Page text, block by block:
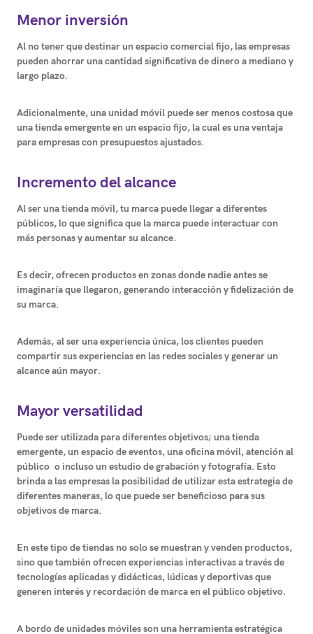
Menor inversión
Al no tener que destinar un espacio comercial fijo, las empresas
pueden ahorrar una cantidad significativa de dinero a mediano y
largo plazo.
Adicionalmente, una unidad móvil puede ser menos costosa que
una tienda emergente en un espacio fijo, la cual es una ventaja
para empresas con presupuestos ajustados.
Incremento del alcance
Al ser una tienda móvil, tu marca puede llegar a diferentes
públicos, lo que significa que la marca puede interactuar con
más personas y aumentar su alcance.
Es decir, ofrecen productos en zonas donde nadie antes se
imaginaría que llegaron, generando interacción y fidelización de
su marca.
Además, al ser una experiencia única, los clientes pueden
compartir sus experiencias en las redes sociales y generar un
alcance aún mayor.
Mayor versatilidad
Puede ser utilizada para diferentes objetivos; una tienda
emergente, un espacio de eventos, una oficina móvil, atención al
público o incluso un estudio de grabación y fotografía. Esto
brinda a las empresas la posibilidad de utilizar esta estrategia de
diferentes maneras, lo que puede ser beneficioso para sus
objetivos de marca.
En este tipo de tiendas no solo se muestran y venden productos,
sino que también ofrecen experiencias interactivas a través de
tecnologías aplicadas y didácticas, lúdicas y deportivas que
generen interés y recordación de marca en el público objetivo.
A bordo de unidades móviles son una herramienta estratégica